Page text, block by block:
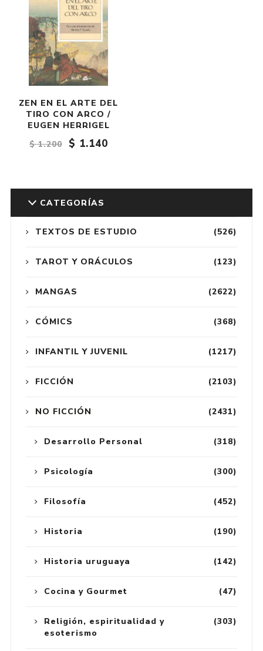
ZEN EN EL ARTE DEL
TIRO CON ARCO /
EUGEN HERRIGEL
$ 1.200
$ 1.140
CATEGORÍAS
(526)
TEXTOS DE ESTUDIO
(123)
TAROT Y ORÁCULOS
(2622)
MANGAS
(368)
CÓMICS
(1217)
INFANTIL Y JUVENIL
(2103)
FICCIÓN
(2431)
NO FICCIÓN
(318)
Desarrollo Personal
(300)
Psicología
(452)
Filosofía
(190)
Historia
(142)
Historia uruguaya
(47)
Cocina y Gourmet
(303)
Religión, espiritualidad y
esoterismo